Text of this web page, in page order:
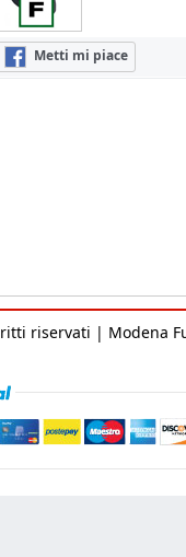
Metti mi piace
riservati | Modena